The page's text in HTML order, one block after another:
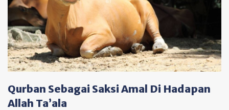
Qurban Sebagai Saksi Amal Di Hadapan
Allah Ta’ala